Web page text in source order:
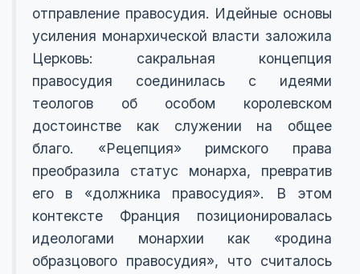
отправление правосудия. Идейные основы
усиления монархической власти заложила
Церковь: сакральная концепция
правосудия соединилась с идеями
теологов об особом королевском
достоинстве как служении на общее
благо. «Рецепция» римского права
преобразила статус монарха, превратив
его в «должника правосудия». В этом
контексте Франция позиционировалась
идеологами монархии как «родина
образцового правосудия», что считалось